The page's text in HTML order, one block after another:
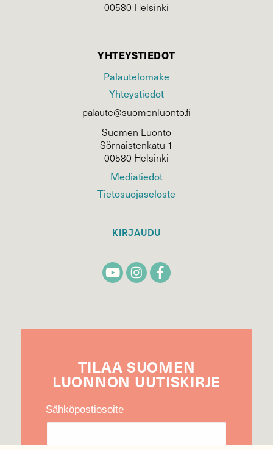
00580 Helsinki
YHTEYSTIEDOT
Palautelomake
Yhteystiedot
palaute@suomenluonto.fi
Suomen Luonto
Sörnäistenkatu 1
00580 Helsinki
Mediatiedot
Tietosuojaseloste
KIRJAUDU
TILAA SUOMEN
LUONNON UUTIS­KIRJE
Sähköpostiosoite